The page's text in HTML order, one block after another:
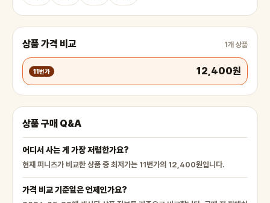
상품 가격 비교 1개 상품
11번가 12,400원
상품 구매 Q&A
어디서 사는 게 가장 저렴한가요?
현재 퍼니즈가 비교한 상품 중 최저가는 11번가의 12,400원입니다.
가격 비교 기준일은 언제인가요?